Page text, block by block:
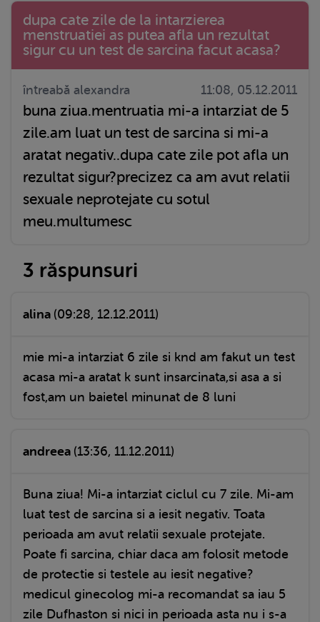
dupa cate zile de la intarzierea
menstruatiei as putea afla un rezultat
sigur cu un test de sarcina facut acasa?
întreabă alexandra 11:08, 05.12.2011
buna ziua.mentruatia mi-a intarziat de 5
zile.am luat un test de sarcina si mi-a
aratat negativ..dupa cate zile pot afla un
rezultat sigur?precizez ca am avut relatii
sexuale neprotejate cu sotul
meu.multumesc
3 răspunsuri
alina (09:28, 12.12.2011)
mie mi-a intarziat 6 zile si knd am fakut un test
acasa mi-a aratat k sunt insarcinata,si asa a si
fost,am un baietel minunat de 8 luni
andreea (13:36, 11.12.2011)
Buna ziua! Mi-a intarziat ciclul cu 7 zile. Mi-am
luat test de sarcina si a iesit negativ. Toata
perioada am avut relatii sexuale protejate.
Poate fi sarcina, chiar daca am folosit metode
de protectie si testele au iesit negative?
medicul ginecolog mi-a recomandat sa iau 5
zile Dufhaston si nici in perioada asta nu i s-a